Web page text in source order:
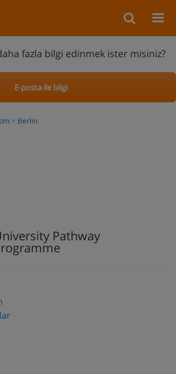
fazla bilgi edinmek ister misiniz?
E-posta ile bilgi
Berlin
Pathway